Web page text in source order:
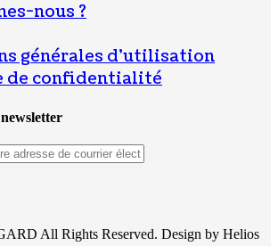
nous ?
générales d’utilisation
de confidentialité
All Rights Reserved. Design by Helios